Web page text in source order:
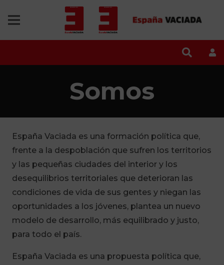
Somos
España Vaciada es una formación política que,
frente a la despoblación que sufren los territorios
y las pequeñas ciudades del interior y los
desequilibrios territoriales que deterioran las
condiciones de vida de sus gentes y niegan las
oportunidades a los jóvenes, plantea un nuevo
modelo de desarrollo, más equilibrado y justo,
para todo el país.
España Vaciada es una propuesta política que,